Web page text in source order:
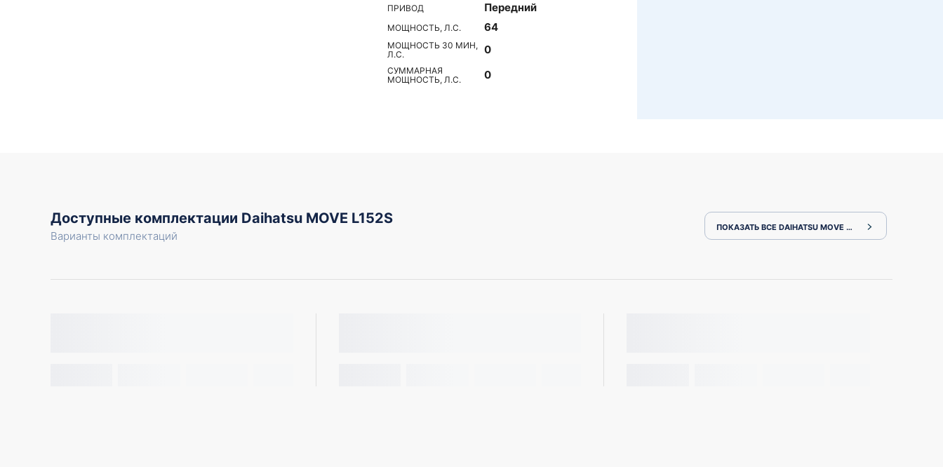
ПРИВОД Передний
МОЩНОСТЬ, Л.С. 64
МОЩНОСТЬ 30 МИН,
Л.С.
0
СУММАРНАЯ
МОЩНОСТЬ, Л.С.
0
Доступные комплектации Daihatsu MOVE L152S
Варианты комплектаций
ПОКАЗАТЬ ВСЕ DAIHATSU MOVE L152S